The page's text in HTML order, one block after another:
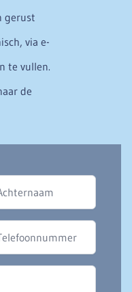
gerust
via e-
te vullen.
de